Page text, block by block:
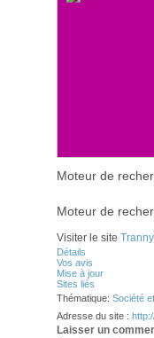
Moteur de
Moteur de
Visiter le site
Détails
Vos avis
Mise à jour
Sites liés
Thématique: Société
Adresse du site :
Laisser un